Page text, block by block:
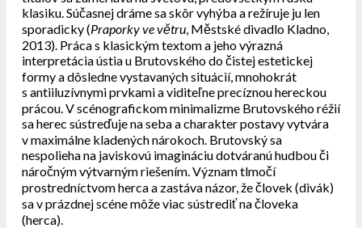
klasiku. Súčasnej dráme sa skôr vyhýba a režíruje ju len
sporadicky (Praporky ve větru, Městské divadlo Kladno,
2013). Práca s klasickým textom a jeho výrazná
interpretácia ústia u Brutovského do čistej estetickej
formy a dôsledne vystavaných situácií, mnohokrát
s antiiluzívnymi prvkami a viditeľne precíznou hereckou
prácou. V scénografickom minimalizme Brutovského réžií
sa herec sústreďuje na seba a charakter postavy vytvára
v maximálne kladených nárokoch. Brutovský sa
nespolieha na javiskovú imagináciu dotváranú hudbou či
náročným výtvarným riešením. Význam tlmočí
prostredníctvom herca a zastáva názor, že človek (divák)
sa v prázdnej scéne môže viac sústrediť na človeka
(herca).